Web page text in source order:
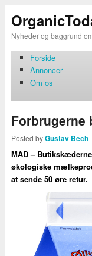
Nyheder og baggrund
Forside
Annoncer
Om os
Forbrugerne
Posted byGustav Bech
MAD –
økologiske
at sende 50 øre retur.